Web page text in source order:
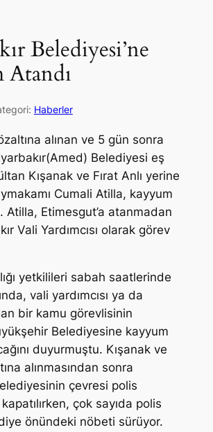
Belediyesi’ne
Haberler
alınan ve 5 gün sonra
Belediyesi eş
Kışanak ve Fırat Anlı yerine
Cumali Atilla, kayyum
Atilla, Etimesgut’a atanmadan
Vali Yardımcısı olarak görev
yetkilileri sabah saatlerinde
vali yardımcısı ya da
bir kamu görevlisinin
Belediyesine kayyum
duyurmuştu. Kışanak ve
alınmasından sonra
çevresi polis
çok sayıda polis
önündeki nöbeti sürüyor.